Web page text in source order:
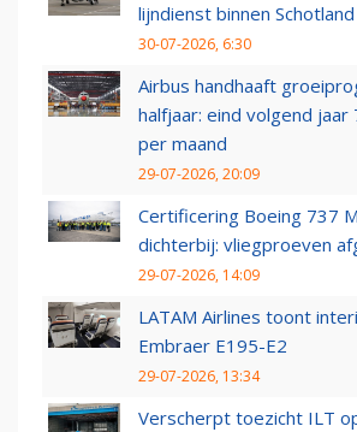
lijndienst binnen Schotland
30-07-2026, 6:30
Airbus handhaaft
halfjaar: eind volgend jaar
per maand
29-07-2026, 20:09
Certificering Boeing 737
dichterbij: vliegproeven
29-07-2026, 14:09
LATAM Airlines toont
Embraer E195-E2
29-07-2026, 13:34
Verscherpt toezicht ILT